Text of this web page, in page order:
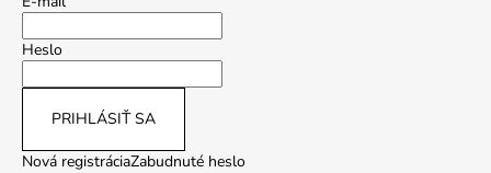
Heslo
PRIHLÁSIŤ SA
Nová registráciaZabudnuté heslo